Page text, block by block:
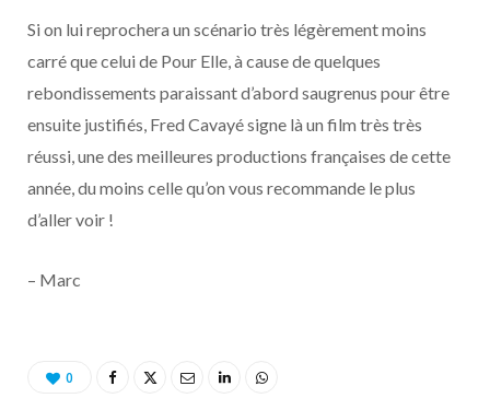
Si on lui reprochera un scénario très légèrement moins
carré que celui de Pour Elle, à cause de quelques
rebondissements paraissant d’abord saugrenus pour être
ensuite justifiés, Fred Cavayé signe là un film très très
réussi, une des meilleures productions françaises de cette
année, du moins celle qu’on vous recommande le plus
d’aller voir !
– Marc
0